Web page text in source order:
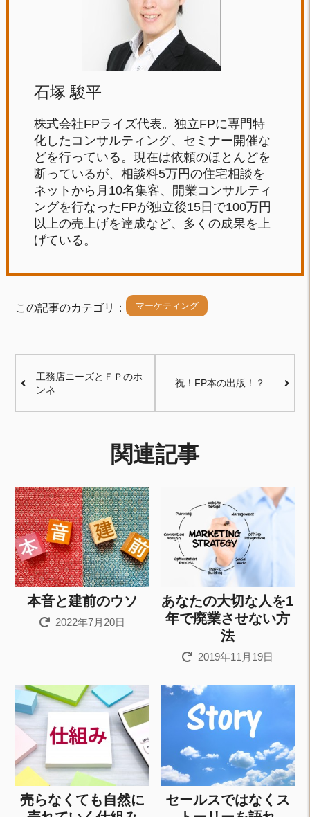
石塚 駿平
株式会社FPライズ代表。独立FPに専門特
化したコンサルティング、セミナー開催な
どを行っている。現在は依頼のほとんどを
断っているが、相談料5万円の住宅相談を
ネットから月10名集客、開業コンサルティ
ングを行なったFPが独立後15日で100万円
以上の売上げを達成など、多くの成果を上
げている。
この記事のカテゴリ： マーケティング
工務店ニーズとＦＰのホ
ンネ
祝！FP本の出版！？
関連記事
本音と建前のウソ
2022年7月20日
あなたの大切な人を1
年で廃業させない方
法
2019年11月19日
売らなくても自然に
セールスではなくス